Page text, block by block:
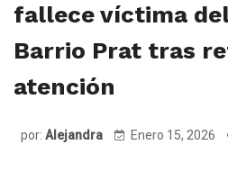
fallece víctima
Barrio Prat tras
atención
por: Alejandra Enero 15, 2026